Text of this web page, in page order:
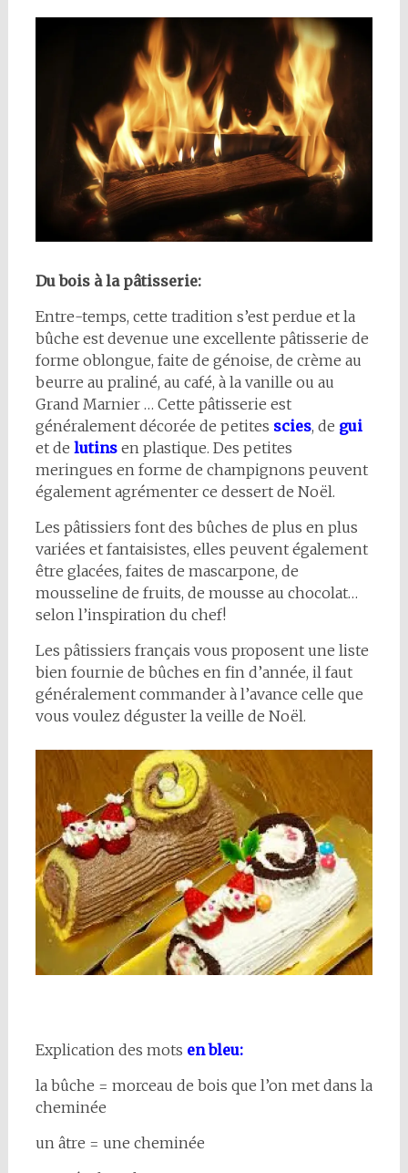
Du bois à la pâtisserie:
Entre-temps, cette tradition s’est perdue et la
bûche est devenue une excellente pâtisserie de
forme oblongue, faite de génoise, de crème au
beurre au praliné, au café, à la vanille ou au
Grand Marnier … Cette pâtisserie est
généralement décorée de petites scies, de gui
et de lutinsen plastique. Des petites
meringues en forme de champignons peuvent
également agrémenter ce dessert de Noël.
Les pâtissiers font des bûches de plus en plus
variées et fantaisistes, elles peuvent également
être glacées, faites de mascarpone, de
mousseline de fruits, de mousse au chocolat…
selon l’inspiration du chef!
Les pâtissiers français vous proposent une liste
bien fournie de bûches en fin d’année, il faut
généralement commander à l’avance celle que
vous voulez déguster la veille de Noël.
Explication des mots en bleu:
la bûche = morceau de bois que l’on met dans la
cheminée
un âtre = une cheminée